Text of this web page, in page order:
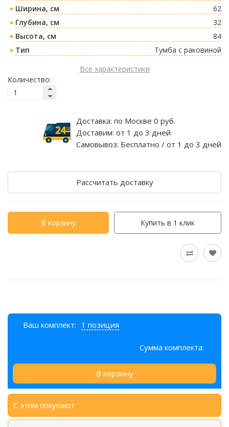
Ширина, см
62
Глубина, см
32
Высота, см
84
Тип
Тумба с раковиной
Все характеристики
Количество:
Доставка: по Москве 0 руб.
Доставим: от 1 до 3 дней
Самовывоз: Бесплатно / от 1 до 3 дней
Рассчитать доставку
В корзину Купить в 1 клик
Ваш комплект: 1 позиция
Сумма комплекта:
В корзину
С этим покупают